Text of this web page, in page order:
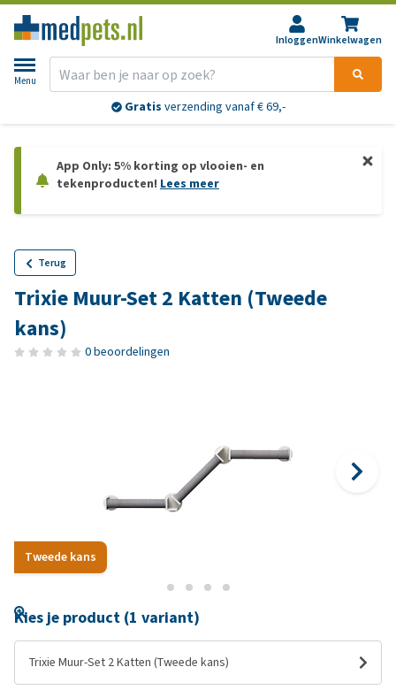
InloggenWinkelwagen
Menu
Gratis verzending vanaf € 69,-
App Only: 5% korting op vlooien- en
tekenproducten! Lees meer
Terug
Trixie Muur-Set 2 Katten (Tweede
kans)
0 beoordelingen
Tweede kans
Kies je product (1 variant)
Trixie Muur-Set 2 Katten (Tweede kans)